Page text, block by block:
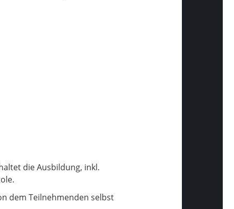
die Ausbildung, inkl.
dem Teilnehmenden selbst